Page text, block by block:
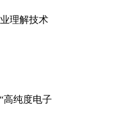
理解技术
高纯度电子